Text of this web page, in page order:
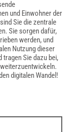
und Einwohner der
Sie die zentrale
Sie sorgen dafür,
werden, und
Nutzung dieser
tragen Sie dazu bei,
digitalen Wandel!